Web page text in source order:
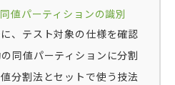
値パーティションの識別
、テスト対象の仕様を確認
同値パーティションに分割
分割法とセットで使う技法